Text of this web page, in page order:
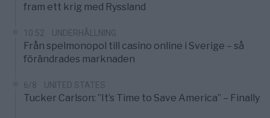
fram ett krig med Ryssland
10:52 UNDERHÅLLNING
Från spelmonopol till casino online i Sverige – så
förändrades marknaden
6/8 UNITED STATES
Tucker Carlson: ”It’s Time to Save America” – Finally